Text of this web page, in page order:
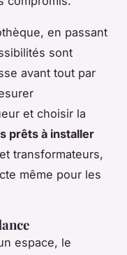
en passant
sont
avant tout par
et choisir la
prêts à installer
transformateurs,
même pour les
espace, le